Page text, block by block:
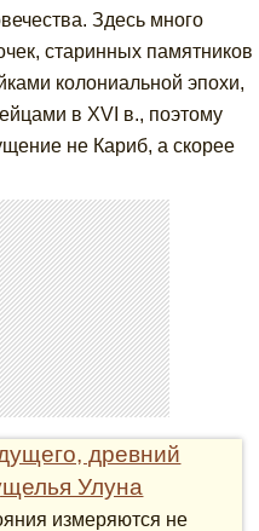
Здесь много
старинных памятников
колониальной эпохи,
в XVI в., поэтому
не Кариб, а скорее
древний
Улуна
измеряются не